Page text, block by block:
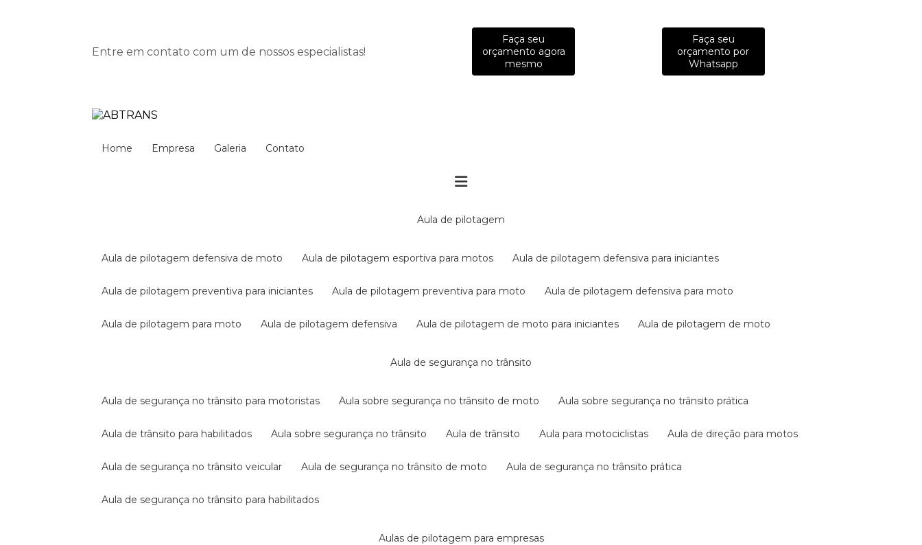
Entre em contato com um de nossos especialistas!
Faça seu
orçamento agora
mesmo
Faça seu
orçamento por
Whatsapp
Home Empresa Galeria Contato
aula de pilotagem
aula de pilotagem defensiva de moto aula de pilotagem esportiva para motos aula de pilotagem defensiva para iniciantes
aula de pilotagem preventiva para iniciantes aula de pilotagem preventiva para moto aula de pilotagem defensiva para moto
aula de pilotagem para moto aula de pilotagem defensiva aula de pilotagem de moto para iniciantes aula de pilotagem de moto
aula de segurança no trânsito
aula de segurança no trânsito para motoristas aula sobre segurança no trânsito de moto aula sobre segurança no trânsito prática
aula de trânsito para habilitados aula sobre segurança no trânsito aula de trânsito aula para motociclistas aula de direção para motos
aula de segurança no trânsito veicular aula de segurança no trânsito de moto aula de segurança no trânsito prática
aula de segurança no trânsito para habilitados
aulas de pilotagem para empresas